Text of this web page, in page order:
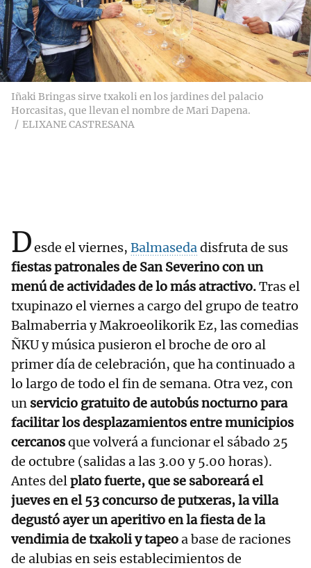
Iñaki Bringas sirve txakoli en los jardines del palacio
Horcasitas, que llevan el nombre de Mari Dapena.
ELIXANE CASTRESANA
Desde el viernes, Balmasedadisfruta de sus
fiestas patronales de San Severino con un
menú de actividades de lo más atractivo.Tras el
txupinazo el viernes a cargo del grupo de teatro
Balmaberria y Makroeolikorik Ez, las comedias
ÑKU y música pusieron el broche de oro al
primer día de celebración, que ha continuado a
lo largo de todo el fin de semana. Otra vez, con
un servicio gratuito de autobús nocturno para
facilitar los desplazamientos entre municipios
cercanosque volverá a funcionar el sábado 25
de octubre (salidas a las 3.00 y 5.00 horas).
Antes delplato fuerte, que se saboreará el
jueves en el 53 concurso de putxeras, la villa
degustó ayer un aperitivo en la fiesta de la
vendimia de txakoli y tapeoa base de raciones
de alubias en seis establecimientos de